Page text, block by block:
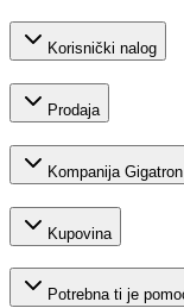
Korisnički nalog
Prodaja
Kompanija Gigatron
Kupovina
Potrebna ti je